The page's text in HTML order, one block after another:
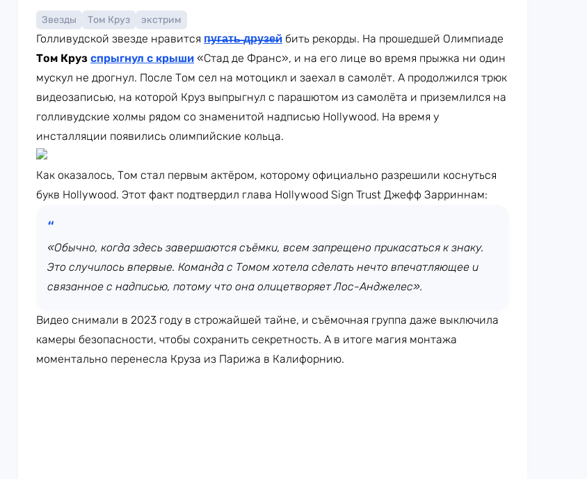
Звезды Том Круз экстрим
Голливудской звезде нравится п̶у̶г̶а̶т̶ь̶ ̶д̶р̶у̶з̶е̶й бить рекорды. На прошедшей Олимпиаде
Том Круз спрыгнул с крыши «Стад де Франс», и на его лице во время прыжка ни один
мускул не дрогнул. После Том сел на мотоцикл и заехал в самолёт. А продолжился трюк
видеозаписью, на которой Круз выпрыгнул с парашютом из самолёта и приземлился на
голливудские холмы рядом со знаменитой надписью Hollywood. На время у
инсталляции появились олимпийские кольца.
Как оказалось, Том стал первым актёром, которому официально разрешили коснуться
букв Hollywood. Этот факт подтвердил глава Hollywood Sign Trust Джефф Зарриннам:
«Обычно, когда здесь завершаются съёмки, всем запрещено прикасаться к знаку.
Это случилось впервые. Команда с Томом хотела сделать нечто впечатляющее и
связанное с надписью, потому что она олицетворяет Лос-Анджелес».
Видео снимали в 2023 году в строжайшей тайне, и съёмочная группа даже выключила
камеры безопасности, чтобы сохранить секретность. А в итоге магия монтажа
моментально перенесла Круза из Парижа в Калифорнию.